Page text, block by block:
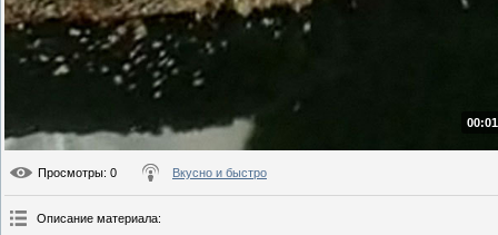
Просмотры: 0 Вкусно и быстро
Описание материала: